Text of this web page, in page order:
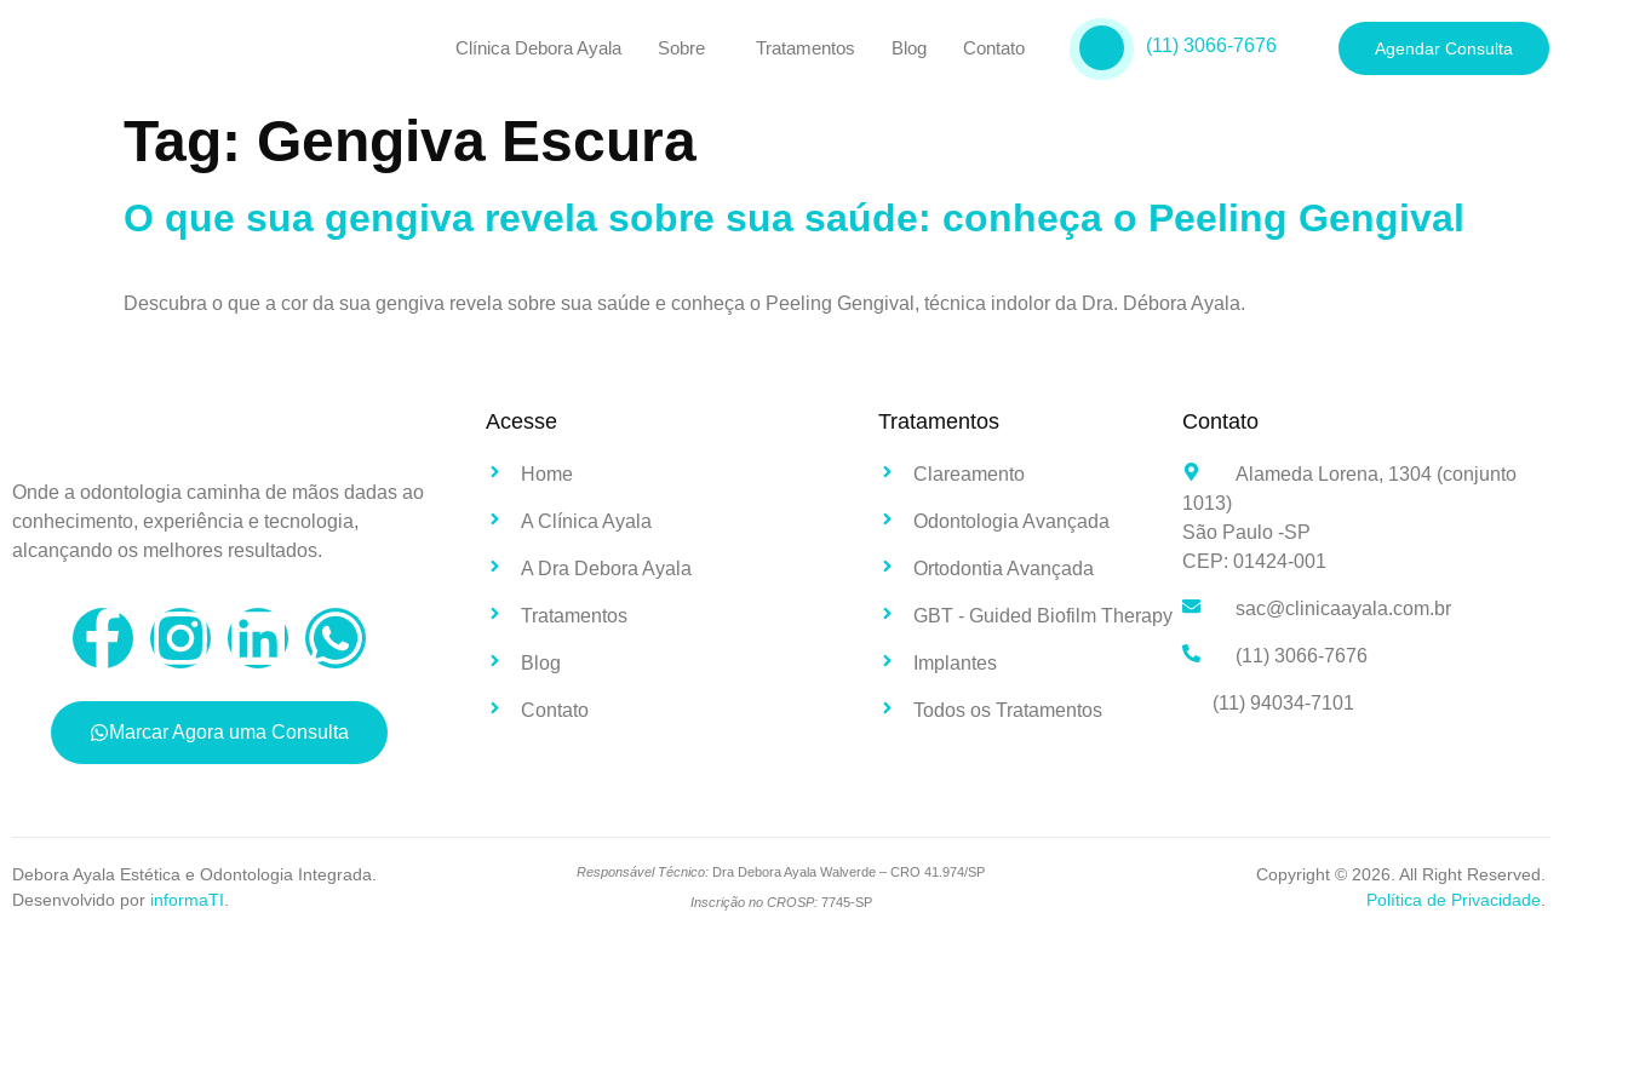
Clínica Debora Ayala Sobre Tratamentos Blog Contato (11) 3066-7676 Agendar Consulta
Tag: Gengiva Escura
O que sua gengiva revela sobre sua saúde: conheça o Peeling Gengival
Descubra o que a cor da sua gengiva revela sobre sua saúde e conheça o Peeling Gengival, técnica indolor da Dra. Débora Ayala.
Onde a odontologia caminha de mãos dadas ao
conhecimento, experiência e tecnologia,
alcançando os melhores resultados.
Marcar Agora uma Consulta
Acesse
Home
A Clínica Ayala
A Dra Debora Ayala
Tratamentos
Blog
Contato
Tratamentos
Clareamento
Odontologia Avançada
Ortodontia Avançada
GBT - Guided Biofilm Therapy
Implantes
Todos os Tratamentos
Contato
Alameda Lorena, 1304 (conjunto
1013)
São Paulo -SP
CEP: 01424-001
sac@clinicaayala.com.br
(11) 3066-7676
(11) 94034-7101
Debora Ayala Estética e Odontologia Integrada.
Desenvolvido por informaTI
Responsável Técnico: Dra Debora Ayala Walverde – CRO 41.974/SP
Inscrição no CROSP:7745-SP
Copyright © 2026. All Right Reserved.
Política de Privacidade.